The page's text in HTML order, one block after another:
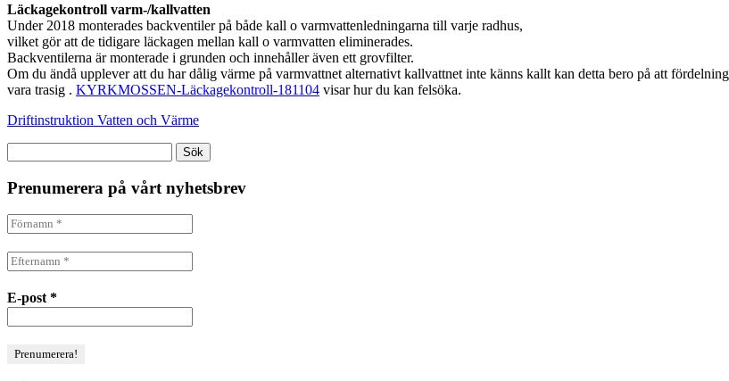
Läckagekontroll varm-/kallvatten
Under 2018 monterades backventiler på både kall o varmvattenledningarna till varje radhus,
vilket gör att de tidigare läckagen mellan kall o varmvatten eliminerades.
Backventilerna är monterade i grunden och innehåller även ett grovfilter.
Om du ändå upplever att du har dålig värme på varmvattnet alternativt kallvattnet inte känns kallt kan detta bero på att
vara trasig . KYRKMOSSEN-Läckagekontroll-181104 visar hur du kan felsöka.
Driftinstruktion Vatten och Värme
efter:
Prenumerera på vårt nyhetsbrev
E-post *